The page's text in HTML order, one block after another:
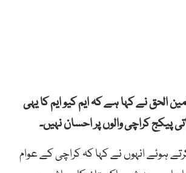
الحق نے کہا ہے کہ ایم کیو ایم کا یہی
پیکج کراچی والوں پر احسان نہیں۔
ہوئے انہوں نے کہا کہ کراچی کے عوام